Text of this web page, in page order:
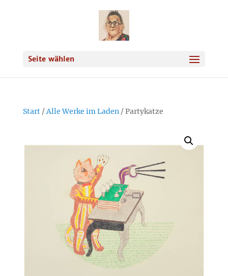
Seite wählen
Start/Alle Werke im Laden/ Partykatze